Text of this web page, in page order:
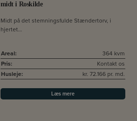
midt i Roskilde
Midt på det stemningsfulde Stændertorv, i
hjertet…
Areal:
364 kvm
Pris:
Kontakt os
Husleje:
kr. 72.166 pr. md.
Læs mere